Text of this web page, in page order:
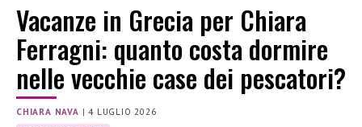
Vacanze in Grecia per Chiara
Ferragni: quanto costa dormire
nelle vecchie case dei pescatori?
CHIARA NAVA |4 LUGLIO 2026